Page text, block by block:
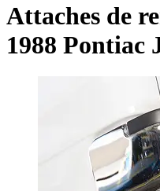
Attaches de
1988 Pontiac